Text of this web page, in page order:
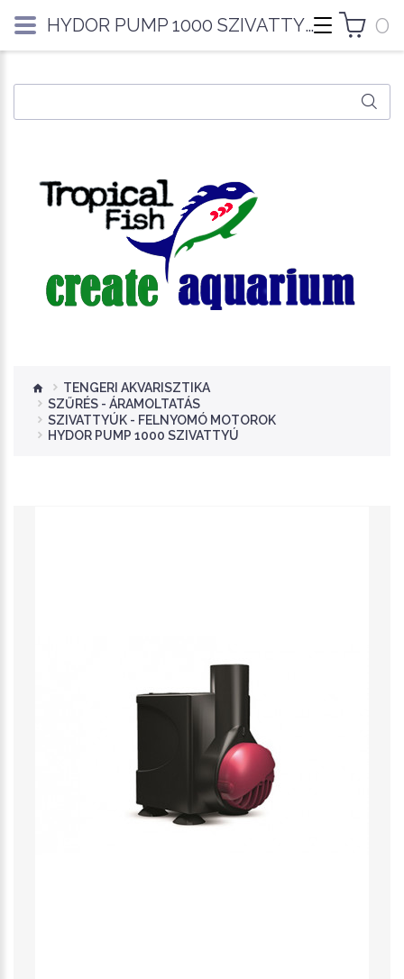
0
TENGERI AKVARISZTIKA
SZŰRÉS - ÁRAMOLTATÁS
SZIVATTYÚK - FELNYOMÓ MOTOROK
HYDOR PUMP 1000 SZIVATTYÚ
HYDOR PUMP 1000 SZIVATTYÚ